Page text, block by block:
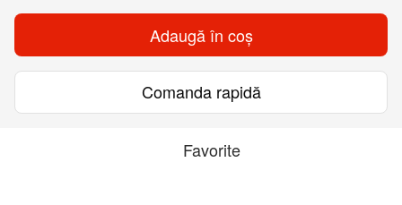
Adaugă în coș
Comanda rapidă
Favorite